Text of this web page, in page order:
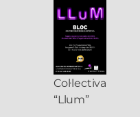
Col·lectiva
“Llum”